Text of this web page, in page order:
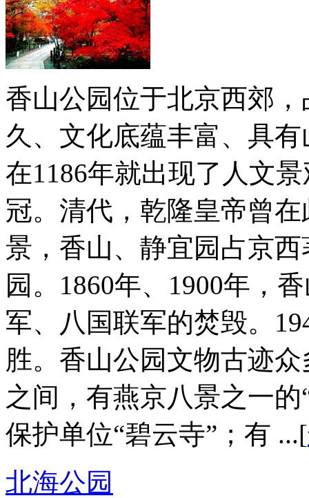
香山公园位于北京西郊
久、文化底蕴丰富、具
在1186年就出现了人文
冠。清代，乾隆皇帝曾
景，香山、静宜园占京
园。1860年、1900年，
军、八国联军的焚毁。
胜。香山公园文物古迹
之间，有燕京八景之一
保护单位“碧云寺”；有 ...[
北海公园